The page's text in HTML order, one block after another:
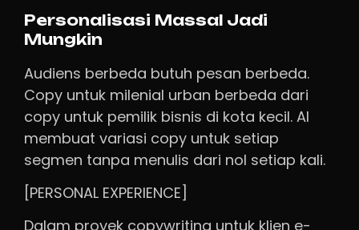
Personalisasi Massal Jadi
Mungkin
Audiens berbeda butuh pesan berbeda.
Copy untuk milenial urban berbeda dari
copy untuk pemilik bisnis di kota kecil. AI
membuat variasi copy untuk setiap
segmen tanpa menulis dari nol setiap kali.
[PERSONAL EXPERIENCE]
Dalam proyek copywriting untuk klien e-